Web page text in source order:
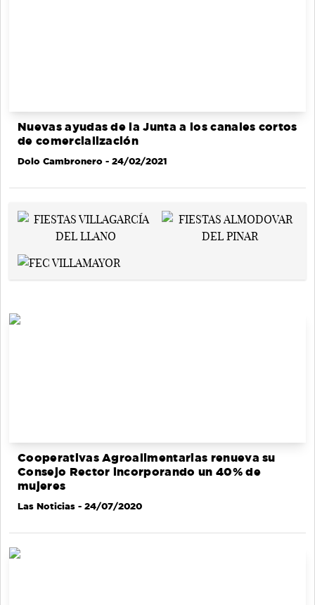
Nuevas ayudas de la Junta a los canales cortos
de comercialización
Dolo Cambronero - 24/02/2021
Cooperativas Agroalimentarias renueva su
Consejo Rector incorporando un 40% de
mujeres
Las Noticias - 24/07/2020